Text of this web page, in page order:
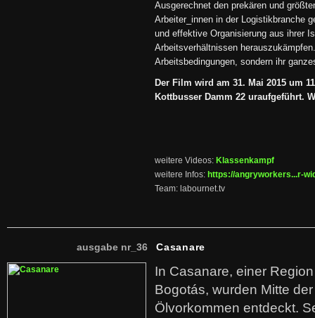
Ausgerechnet den prekären und
Arbeiter_innen in der Logistikbranche
und effektive Organisierung aus ihrer
Arbeitsverhältnissen
Arbeitsbedingungen, sondern ihr
Der Film wird am 31. Mai 2015 um
Kottbusser Damm 22 uraufgeführt.
weitere Videos: Klassenkampf
weitere Infos: https://angryworkers...r-
Team: labournet.tv
ausgabe nr_36 Casanare
In Casanare, einer
Bogotás, wurden Mitte
Ölvorkommen entdeckt.